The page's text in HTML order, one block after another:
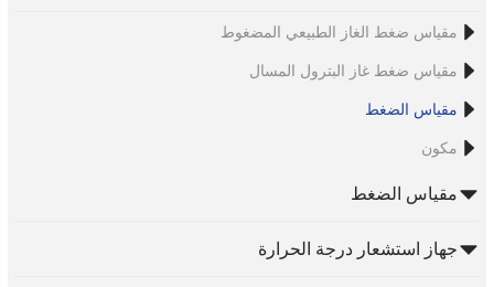
مقياس ضغط الغاز الطبيعي المضغوط
مقياس ضغط غاز البترول المسال
مقياس الضغط
مكون
مقياس الضغط
جهاز استشعار درجة الحرارة